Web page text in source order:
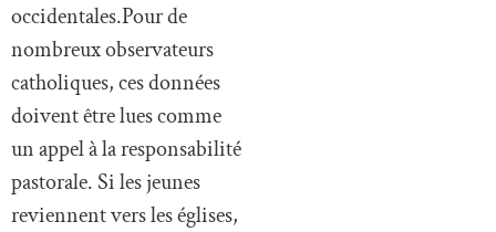
occidentales.Pour de
nombreux observateurs
catholiques, ces données
doivent être lues comme
un appel à la responsabilité
pastorale. Si les jeunes
reviennent vers les églises,